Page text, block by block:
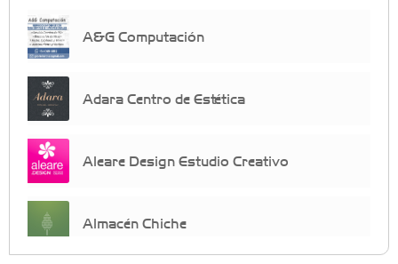
A&G Computación
Adara Centro de Estética
Aleare Design Estudio Creativo
Almacén Chiche